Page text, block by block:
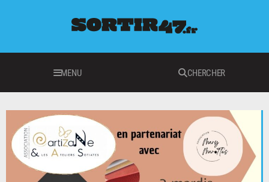
MENU CHERCHER